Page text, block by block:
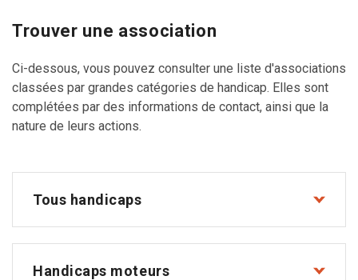
Trouver une association
Ci-dessous, vous pouvez consulter une liste d'associations
classées par grandes catégories de handicap. Elles sont
complétées par des informations de contact, ainsi que la
nature de leurs actions.
Tous handicaps
Handicaps moteurs